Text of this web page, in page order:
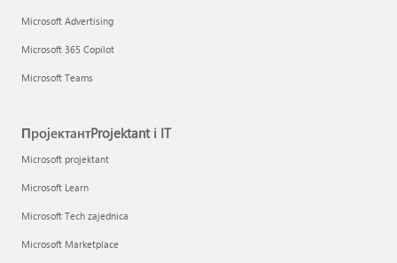
Microsoft Advertising
Microsoft 365 Copilot
Microsoft Teams
ПројектантProjektant i IT
Microsoft projektant
Microsoft Learn
Microsoft Tech zajednica
Microsoft Marketplace